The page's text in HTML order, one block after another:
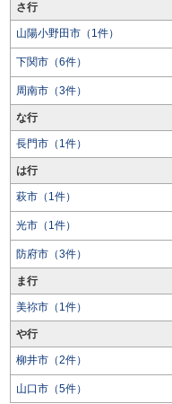
さ行
山陽小野田市（1件）
下関市（6件）
周南市（3件）
な行
長門市（1件）
は行
萩市（1件）
光市（1件）
防府市（3件）
ま行
美祢市（1件）
や行
柳井市（2件）
山口市（5件）